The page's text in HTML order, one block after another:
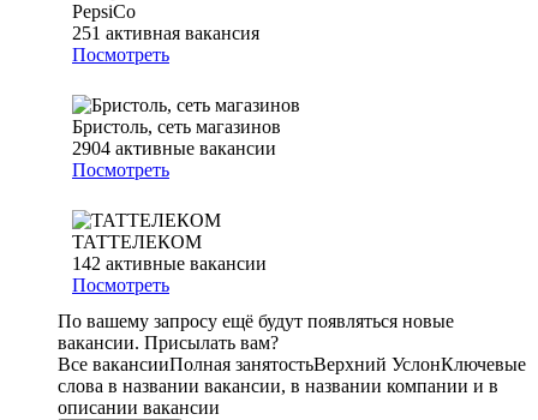
PepsiCo
251 активная вакансия
Посмотреть
Бристоль, сеть магазинов
2904 активные вакансии
Посмотреть
ТАТТЕЛЕКОМ
142 активные вакансии
Посмотреть
По вашему запросу ещё будут появляться новые
вакансии. Присылать вам?
Все вакансииПолная занятостьВерхний УслонКлючевые
слова в названии вакансии, в названии компании и в
описании вакансии